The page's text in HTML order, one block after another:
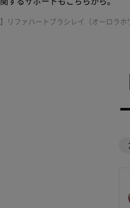
リファハートブラシレイ（オーロラホ